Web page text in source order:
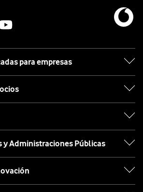
para empresas
y Administraciones Públicas